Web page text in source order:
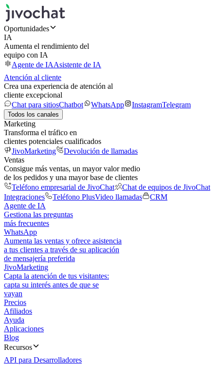
Oportunidades
IA
Aumenta el rendimiento del
equipo con IA
Agente de IAAsistente de IA
Atención al cliente
Crea una experiencia de atención al
cliente excepcional
Chat para sitiosChatbot WhatsApp InstagramTelegram
Todos los canales
Marketing
Transforma el tráfico en
clientes potenciales cualificados
JivoMarketing
Devolución de llamadas
Ventas
Consigue más ventas, un mayor valor medio
de los pedidos y una mayor base de clientes
Teléfono empresarial de JivoChat
Chat de equipos de JivoChat
Integraciones
Teléfono PlusVideo llamadas
CRM
Agente de IA
Gestiona las preguntas
más frecuentes
WhatsApp
Aumenta las ventas y ofrece asistencia
a tus clientes a través de su aplicación
de mensajería preferida
JivoMarketing
Capta la atención de tus visitantes:
capta su interés antes de que se
vayan
Precios
Afiliados
Ayuda
Aplicaciones
Blog
Recursos
API para Desarrolladores